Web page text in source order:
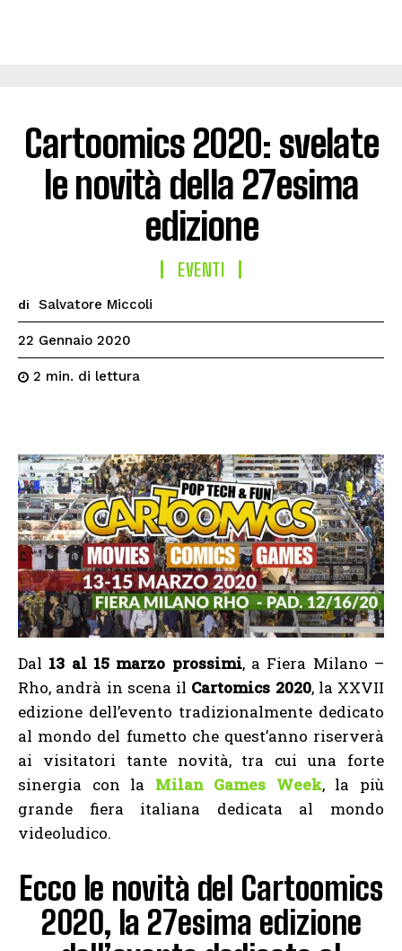
Cartoomics 2020: svelate
le novità della 27esima
edizione
EVENTI
di Salvatore Miccoli
22 Gennaio 2020
2 min. di lettura
Dal 13 al 15 marzo prossimi, a Fiera Milano –
Rho, andrà in scena il Cartomics 2020, la XXVII
edizione dell’evento tradizionalmente dedicato
al mondo del fumetto che quest’anno riserverà
ai visitatori tante novità, tra cui una forte
sinergia con la Milan Games Week, la più
grande fiera italiana dedicata al mondo
videoludico.
Ecco le novità del Cartoomics
2020, la 27esima edizione